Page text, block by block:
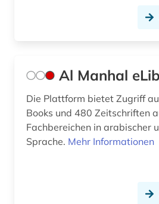
e-learning (8)
e-teaching (1)
economy (1)
einführung (1)
elektronische
Al Manhal
Die Plattform bietet Zugriff
Books und 480 Zeitschriften
Fachbereichen in arabischer
Sprache. Mehr Informationen